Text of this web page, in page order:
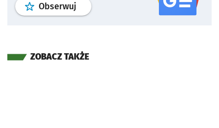
Obserwuj profil serwisu
ZOBACZ TAKŻE